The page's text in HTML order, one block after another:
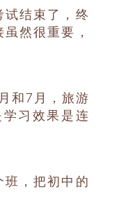
结束了，终
然很重要，
和7月，旅游
习效果是连
，把初中的